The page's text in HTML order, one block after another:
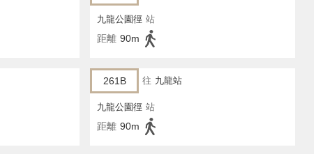
九龍公園徑 站
距離 90m
261B 往 九龍站
九龍公園徑 站
距離 90m